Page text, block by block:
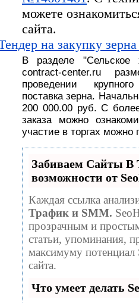
можете
сайта.
на закупку
В разделе "Сельское
contract-center.ru
проведении
поставказерна. На
200 000.00 руб. С
заказа можно
участие в торгах можно
Забиваем Сайты
возможности от
Каждая ссылка
Трафик и SMM.
прозрачным и
статьи, упоминания,
максимуму
сайта.
Что умеет делать